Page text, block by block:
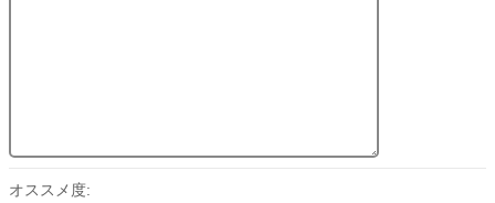
オススメ度: